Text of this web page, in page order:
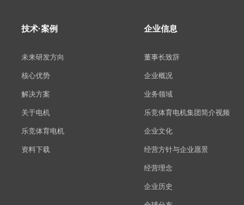
技术·案例
未来研发方向
核心优势
解决方案
关于电机
乐竞体育电机
资料下载
企业信息
董事长致辞
企业概况
业务领域
乐竞体育电机集团简介视频
企业文化
经营方针与企业愿景
经营理念
企业历史